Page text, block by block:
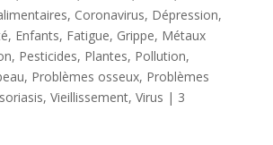
, Coronavirus, Dépression,
, Enfants, Fatigue, Grippe, Métaux
, Pesticides, Plantes, Pollution,
, Problèmes osseux, Problèmes
, Vieillissement, Virus | 3